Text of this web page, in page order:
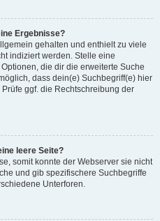
Ergebnisse?
gehalten und enthielt zu viele
indiziert werden. Stelle eine
die dir die erweiterte Suche
dass dein(e) Suchbegriff(e) hier
ggf. die Rechtschreibung der
leere Seite?
somit konnte der Webserver sie nicht
und gib spezifischere Suchbegriffe
Unterforen.